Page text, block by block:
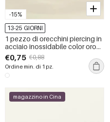
-15%
13-25 GIORNI
1 pezzo di orecchini piercing in
acciaio inossidabile color oro
impermeabile
€0,75 €0,88
Ordine min. di 1 pz.
magazzino in Cina